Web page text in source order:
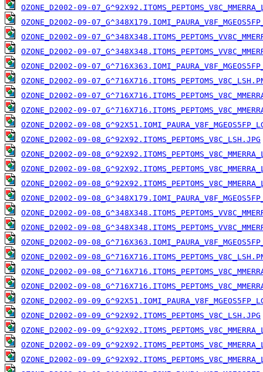
OZONE_D2002-09-
OZONE_D2002-09-
OZONE_D2002-09-
OZONE_D2002-09-
OZONE_D2002-09-
OZONE_D2002-09-
OZONE_D2002-09-
OZONE_D2002-09-
OZONE_D2002-09-
OZONE_D2002-09-08_G^92X92.ITOMS_PEPTOMS_V8C_LSH.JPG
OZONE_D2002-09-
OZONE_D2002-09-
OZONE_D2002-09-
OZONE_D2002-09-
OZONE_D2002-09-
OZONE_D2002-09-
OZONE_D2002-09-
OZONE_D2002-09-
OZONE_D2002-09-
OZONE_D2002-09-
OZONE_D2002-09-
OZONE_D2002-09-09_G^92X92.ITOMS_PEPTOMS_V8C_LSH.JPG
OZONE_D2002-09-
OZONE_D2002-09-
OZONE_D2002-09-